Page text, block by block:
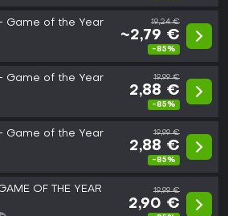
Game of the Year
19,24 €
~2,79 €
-85%
Game of the Year
19,99 €
2,88 €
-85%
Game of the Year
19,99 €
2,88 €
-85%
OF THE YEAR
19,99 €
2,90 €